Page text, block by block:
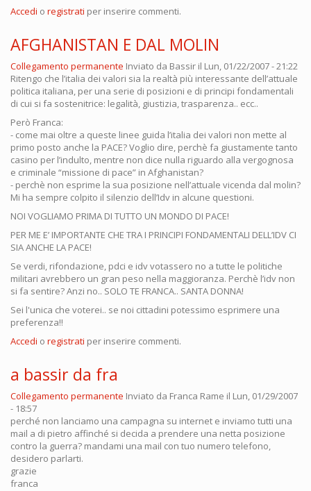
Accedi o registrati per inserire commenti.
AFGHANISTAN E DAL MOLIN
Collegamento permanente Inviato da Bassir il Lun, 01/22/2007 - 21:22
Ritengo che l’italia dei valori sia la realtà più interessante dell’attuale
politica italiana, per una serie di posizioni e di principi fondamentali
di cui si fa sostenitrice: legalità, giustizia, trasparenza.. ecc..
Però Franca:
- come mai oltre a queste linee guida l’italia dei valori non mette al
primo posto anche la PACE? Voglio dire, perchè fa giustamente tanto
casino per l’indulto, mentre non dice nulla riguardo alla vergognosa
e criminale “missione di pace” in Afghanistan?
- perchè non esprime la sua posizione nell’attuale vicenda dal molin?
Mi ha sempre colpito il silenzio dell’Idv in alcune questioni.
NOI VOGLIAMO PRIMA DI TUTTO UN MONDO DI PACE!
PER ME E’ IMPORTANTE CHE TRA I PRINCIPI FONDAMENTALI DELL’IDV CI
SIA ANCHE LA PACE!
Se verdi, rifondazione, pdci e idv votassero no a tutte le politiche
militari avrebbero un gran peso nella maggioranza. Perchè l’idv non
si fa sentire? Anzi no.. SOLO TE FRANCA.. SANTA DONNA!
Sei l'unica che voterei.. se noi cittadini potessimo esprimere una
preferenza!!
Accedi o registrati per inserire commenti.
a bassir da fra
Collegamento permanente Inviato da Franca Rame il Lun, 01/29/2007
- 18:57
perché non lanciamo una campagna su internet e inviamo tutti una
mail a di pietro affinché si decida a prendere una netta posizione
contro la guerra? mandami una mail con tuo numero telefono,
desidero parlarti.
grazie
franca